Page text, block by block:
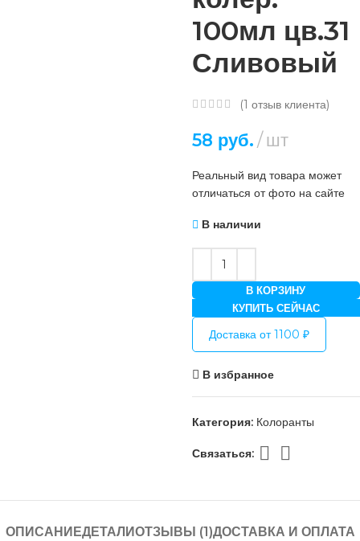
100мл цв.31
Сливовый
(1 отзыв клиента)
58 руб. шт
Реальный вид товара может
отличаться от фото на сайте
В наличии
В КОРЗИНУ
КУПИТЬ СЕЙЧАС
Доставка от 1100 ₽
В избранное
Категория: Колоранты
Связаться:
ОПИСАНИЕДЕТАЛИОТЗЫВЫ (1)ДОСТАВКА И ОПЛАТА